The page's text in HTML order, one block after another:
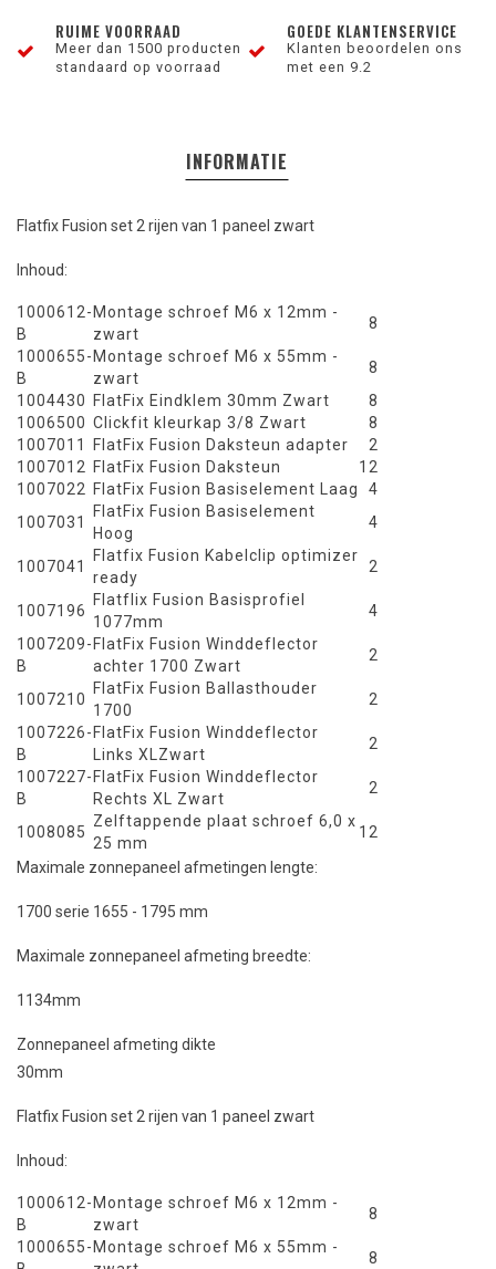
RUIME VOORRAAD
Meer dan 1500 producten
standaard op voorraad
GOEDE KLANTENSERVICE
Klanten beoordelen ons
met een 9.2
INFORMATIE
Flatfix Fusion set 2 rijen van 1 paneel zwart
Inhoud:
1000612-
B
Montage schroef M6 x 12mm -
zwart
8
1000655-
B
Montage schroef M6 x 55mm -
zwart
8
1004430
FlatFix Eindklem 30mm Zwart
8
1006500 Clickfit kleurkap 3/8 Zwart
8
1007011
FlatFix Fusion Daksteun adapter
2
1007012
FlatFix Fusion Daksteun
12
1007022
FlatFix Fusion Basiselement Laag
4
1007031
FlatFix Fusion Basiselement
Hoog
4
1007041
Flatfix Fusion Kabelclip optimizer
ready
2
1007196
Flatflix Fusion Basisprofiel
1077mm
4
1007209-
B
FlatFix Fusion Winddeflector
achter 1700 Zwart
2
1007210
FlatFix Fusion Ballasthouder
1700
2
1007226-
B
FlatFix Fusion Winddeflector
Links XLZwart
2
1007227-
B
FlatFix Fusion Winddeflector
Rechts XL Zwart
2
1008085
Zelftappende plaat schroef 6,0 x
25 mm
12
Maximale zonnepaneel afmetingen lengte:
1700 serie 1655 - 1795 mm
Maximale zonnepaneel afmeting breedte:
1134mm
Zonnepaneel afmeting dikte
30mm
Flatfix Fusion set 2 rijen van 1 paneel zwart
Inhoud:
1000612-
B
Montage schroef M6 x 12mm -
zwart
8
1000655- Montage schroef M6 x 55mm -
8